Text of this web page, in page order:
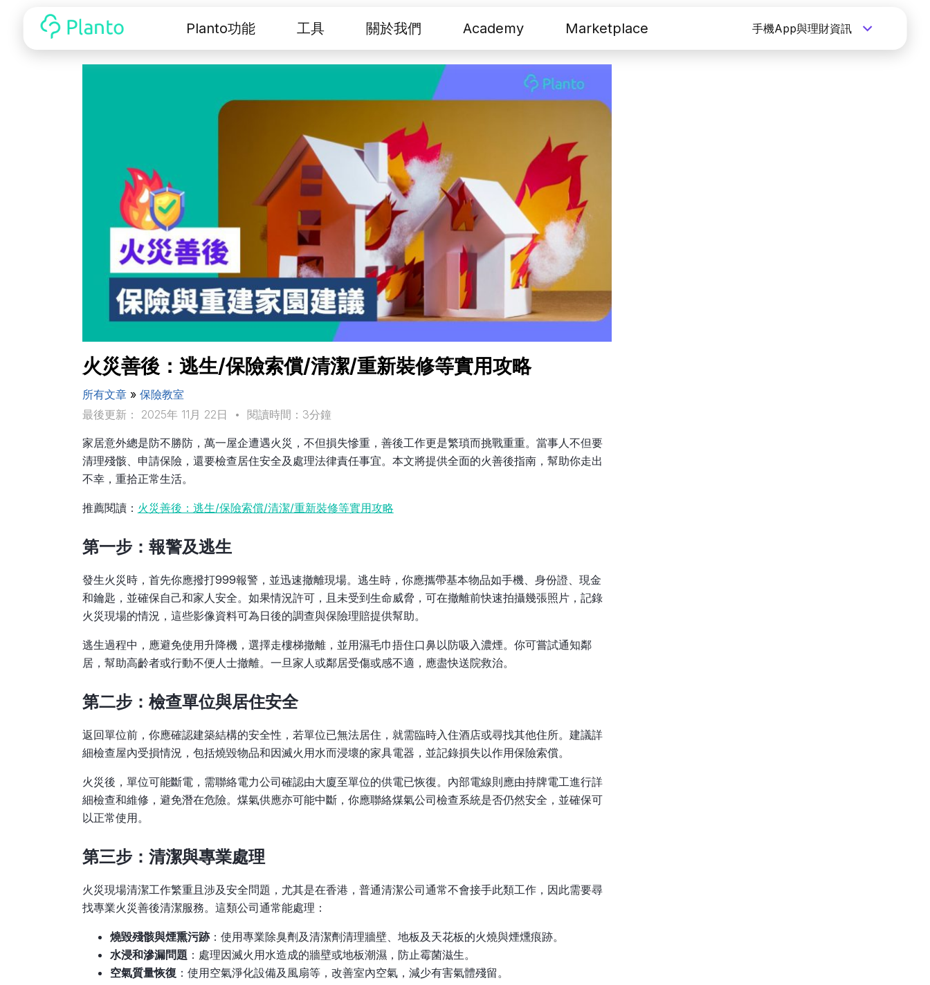
Planto功能 工具 關於我們 Academy Marketplace 手機App與理財資訊
火災善後：逃生/保險索償/清潔/重新裝修等實用攻略
所有文章» 保險教室
最後更新： 2025年 11月 22日
• 閱讀時間：3分鐘
家居意外總是防不勝防，萬一屋企遭遇火災，不但損失慘重，善後工作更是繁瑣而挑戰重重。當事人不但要
清理殘骸、申請保險，還要檢查居住安全及處理法律責任事宜。本文將提供全面的火善後指南，幫助你走出
不幸，重拾正常生活。
推薦閱讀： 火災善後：逃生/保險索償/清潔/重新裝修等實用攻略
第一步：報警及逃生
發生火災時，首先你應撥打999報警，並迅速撤離現場。逃生時，你應攜帶基本物品如手機、身份證、現金
和鑰匙，並確保自己和家人安全。如果情況許可，且未受到生命威脅，可在撤離前快速拍攝幾張照片，記錄
火災現場的情況，這些影像資料可為日後的調查與保險理賠提供幫助。
逃生過程中，應避免使用升降機，選擇走樓梯撤離，並用濕毛巾捂住口鼻以防吸入濃煙。你可嘗試通知鄰
居，幫助高齡者或行動不便人士撤離。一旦家人或鄰居受傷或感不適，應盡快送院救治。
第二步：檢查單位與居住安全
返回單位前，你應確認建築結構的安全性，若單位已無法居住，就需臨時入住酒店或尋找其他住所。建議詳
細檢查屋內受損情況，包括燒毀物品和因滅火用水而浸壞的家具電器，並記錄損失以作用保險索償。
火災後，單位可能斷電，需聯絡電力公司確認由大廈至單位的供電已恢復。內部電線則應由持牌電工進行詳
細檢查和維修，避免潛在危險。煤氣供應亦可能中斷，你應聯絡煤氣公司檢查系統是否仍然安全，並確保可
以正常使用。
第三步：清潔與專業處理
火災現場清潔工作繁重且涉及安全問題，尤其是在香港，普通清潔公司通常不會接手此類工作，因此需要尋
找專業火災善後清潔服務。這類公司通常能處理：
燒毀殘骸與煙熏污跡：使用專業除臭劑及清潔劑清理牆壁、地板及天花板的火燒與煙燻痕跡。
水浸和滲漏問題 ：處理因滅火用水造成的牆壁或地板潮濕，防止霉菌滋生。
空氣質量恢復 ：使用空氣淨化設備及風扇等，改善室內空氣，減少有害氣體殘留。